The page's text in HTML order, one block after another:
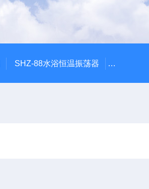
SHZ-88水浴恒温振荡器 HZQ-2水